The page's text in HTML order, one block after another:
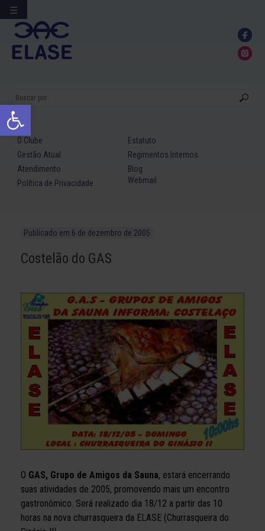
Abrir a barra de ferramentas
Ir
para
conteúdo
O Clube
Estatuto
Gestão Atual
Regimentos Internos
Atendimento
Blog
Política de Privacidade
Webmail
Publicado em 6 de dezembro de 2005
Costelão do GAS
O GAS, Grupo de Amigos da Sauna, estará encerrando
suas atividades de 2005, promovendo mais um encontro
gastronômico. Será realizado dia 18/12 a partir das 10
horas na nova churrasqueira da ELASE (Churrasqueira do
☰